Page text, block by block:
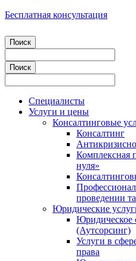
Бесплатная консультация
Специалисты
Услуги и цены
Консалтинговые
Консалтинг
Комплексная
нуля»
проведении
Юридические
Юридическое
(Аутсорсинг)
Услуги в
права